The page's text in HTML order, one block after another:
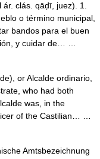
clás. qāḍī, juez). 1.
o término municipal,
bandos para el buen
y cuidar de… …
or Alcalde ordinario,
who had both
was, in the
of the Castilian… …
Amtsbezeichnung